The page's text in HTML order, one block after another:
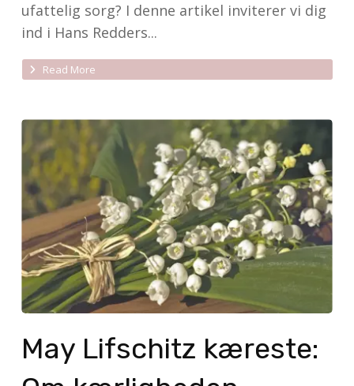
ufattelig sorg? I denne artikel inviterer vi dig
ind i Hans Redders...
Read More
May Lifschitz kæreste: